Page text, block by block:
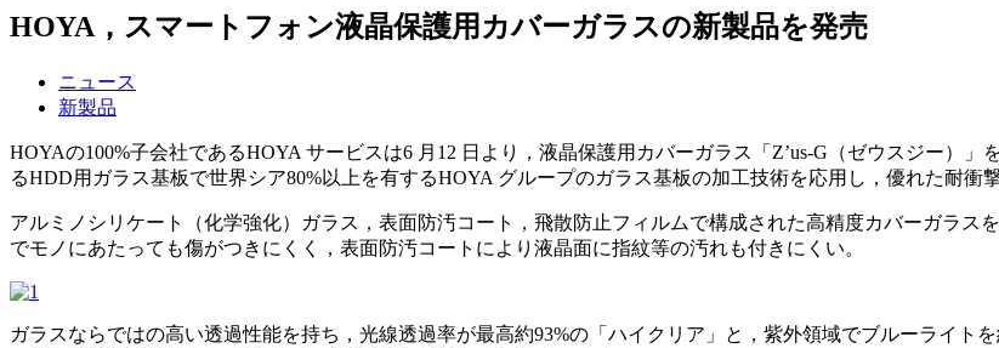
HOYA，スマートフォン液晶保護用カバーガラスの新製品を発売
ニュース
新製品
HOYAの100%子会社であるHOYA サービスは6 月12 日より，液晶保護用カバーガラス「Z’us-G（ゼウスジー）
るHDD用ガラス基板で世界シア80%以上を有するHOYA グループのガラス基板の加工技術を応用し，優れた耐衝
アルミノシリケート（化学強化）ガラス，表面防汚コート，飛散防止フィルムで構成された高精度カバーガラス
でモノにあたっても傷がつきにくく，表面防汚コートにより液晶面に指紋等の汚れも付きにくい。
ガラスならではの高い透過性能を持ち，光線透過率が最高約93%の「ハイクリア」と，紫外領域でブルーライト